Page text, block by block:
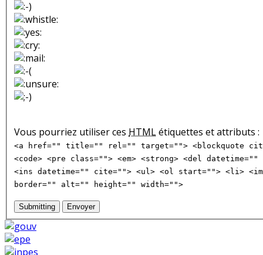
Vous pourriez utiliser ces HTMLétiquettes et attributs :
<a href="" title="" rel="" target=""> <blockquote
<code> <pre class=""> <em> <strong> <del
<ins datetime="" cite=""> <ul> <ol start=""> <li>
border="" alt="" height="" width="">
Submitting Envoyer